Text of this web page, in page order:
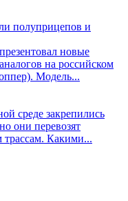
полуприцепов и
новые
на российском
Модель...
среде закрепились
они перевозят
Какими...